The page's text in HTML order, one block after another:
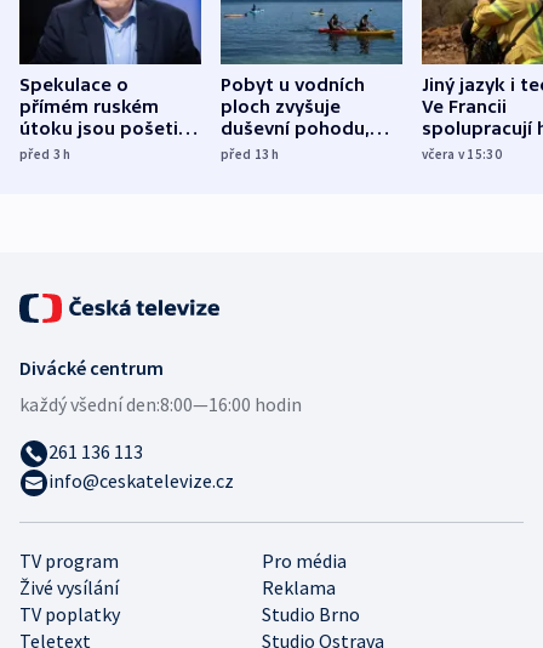
Spekulace o
přímém ruském
útoku jsou pošetilé,
míní estonský
před 3h
Pobyt u vodních
ploch zvyšuje
duševní pohodu,
ukázala
před 13h
Jiný jazyk i
Ve Francii
spolupracují
různých zemí
včera v 15:30
TV program
Pro média
Živé vysílání
Reklama
TV poplatky
Studio Brno
Teletext
Studio Ostrava
Divácké centrum
každý všední den:8:00—16:00 hodin
261 136 113
info@ceskatelevize.cz